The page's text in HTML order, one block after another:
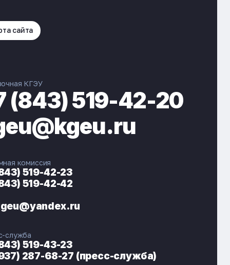
ЭНЕРГОКОД — ПОМОЩНИК КГЭУ
сайта
КГЭУ
(843) 519-42-20
комиссия
519-42-23
519-42-42
служба
519-43-23
287-68-27 (пресс-служба)